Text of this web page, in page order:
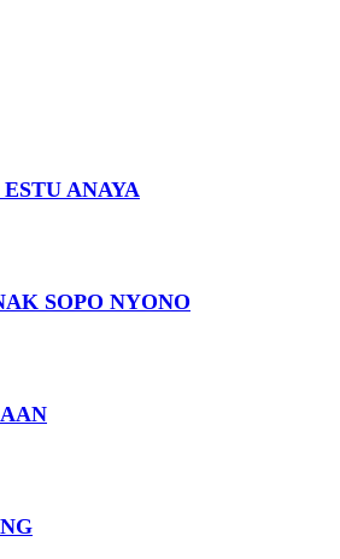
ANAYA
SOPO NYONO